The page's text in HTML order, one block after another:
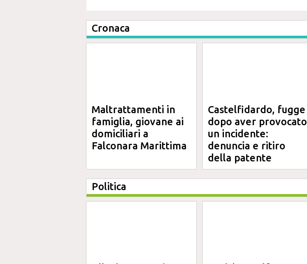
Cronaca
Maltrattamenti in
famiglia, giovane ai
domiciliari a
Falconara Marittima
Castelfidardo, fugge
dopo aver provocato
un incidente:
denuncia e ritiro
della patente
Politica